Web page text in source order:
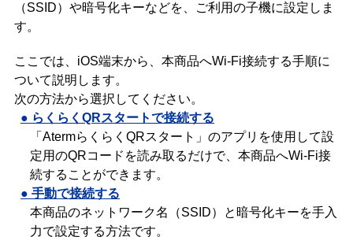
（SSID）や暗号化キーなどを、ご利用の子機に設定しま
す。
ここでは、iOS端末から、本商品へWi-Fi接続する手順に
ついて説明します。
次の方法から選択してください。
● らくらくQRスタートで接続する
「AtermらくらくQRスタート」のアプリを使用して設
定用のQRコードを読み取るだけで、本商品へWi-Fi接
続することができます。
● 手動で接続する
本商品のネットワーク名（SSID）と暗号化キーを手入
力で設定する方法です。